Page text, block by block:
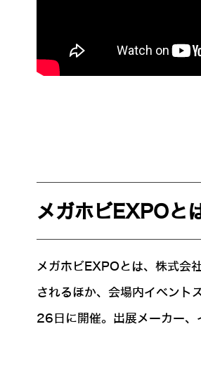
メガホビEXPOと
メガホビEXPOとは、株式会
されるほか、会場内イベン
26日に開催。出展メーカー